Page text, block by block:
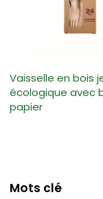
Vaisselle en bois
écologique avec
papier
Mots clé